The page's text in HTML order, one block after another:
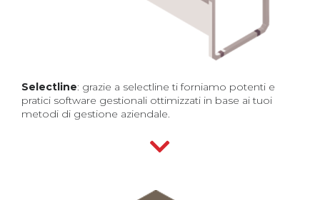
Selectline: grazie a selectline ti forniamo potenti e
pratici software gestionali ottimizzati in base ai tuoi
metodi di gestione aziendale.